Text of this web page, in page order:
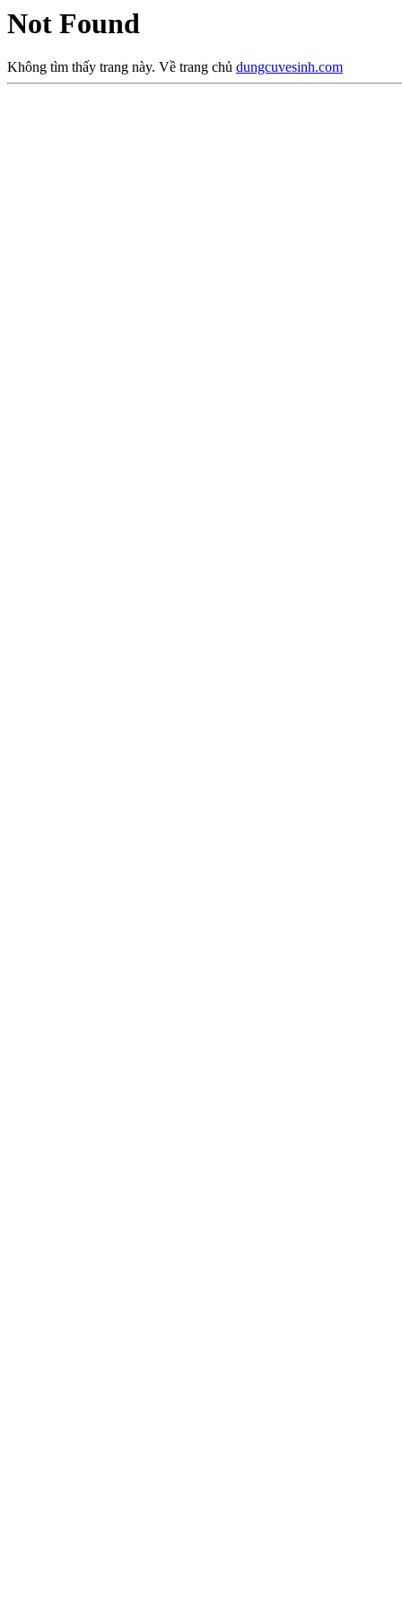
Not Found
Không tìm thấy trang này. Về trang chủ dungcuvesinh.com